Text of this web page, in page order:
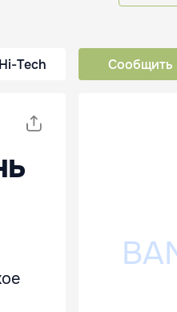
Hi-Tech Сообщить